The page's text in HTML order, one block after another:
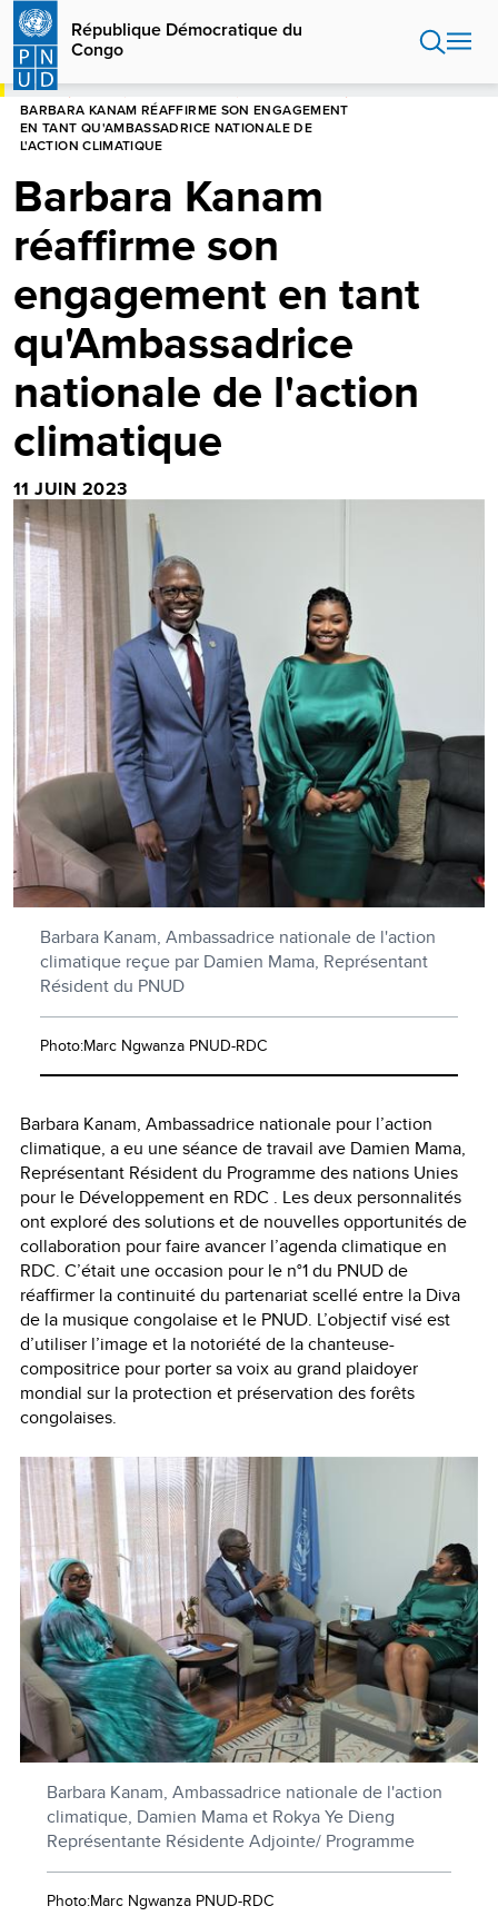
Aller
contenu
principal
République Démocratique du
Congo
HOME
BARBARA KANAM RÉAFFIRME SON ENGAGEMENT
EN TANT QU'AMBASSADRICE NATIONALE DE
L'ACTION CLIMATIQUE
Barbara Kanam
réaffirme son
engagement en tant
qu'Ambassadrice
nationale de l'action
climatique
11 JUIN 2023
Barbara Kanam, Ambassadrice nationale de l'action
climatique reçue par Damien Mama, Représentant
Résident du PNUD
Photo:Marc Ngwanza PNUD-RDC
Barbara Kanam, Ambassadrice nationale pour l’action
climatique, a eu une séance de travail ave Damien Mama,
Représentant Résident du Programme des nations Unies
pour le Développement en RDC . Les deux personnalités
ont exploré des solutions et de nouvelles opportunités de
collaboration pour faire avancer l’agenda climatique en
RDC. C’était une occasion pour le n°1 du PNUD de
réaffirmer la continuité du partenariat scellé entre la Diva
de la musique congolaise et le PNUD. L’objectif visé est
d’utiliser l’image et la notoriété de la chanteuse-
compositrice pour porter sa voix au grand plaidoyer
mondial sur la protection et préservation des forêts
congolaises.
Barbara Kanam, Ambassadrice nationale de l'action
climatique, Damien Mama et Rokya Ye Dieng
Représentante Résidente Adjointe/ Programme
Photo:Marc Ngwanza PNUD-RDC